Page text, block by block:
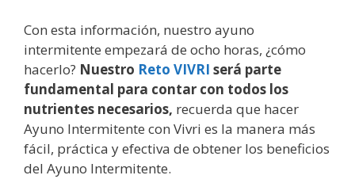
Con esta información, nuestro ayuno
intermitente empezará de ocho horas, ¿cómo
hacerlo? Nuestro Reto VIVRI será parte
fundamental para contar con todos los
nutrientes necesarios, recuerda que hacer
Ayuno Intermitente con Vivri es la manera más
fácil, práctica y efectiva de obtener los beneficios
del Ayuno Intermitente.